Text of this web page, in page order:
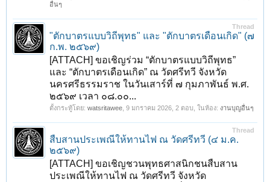
อื่นๆ
Thread
"ตักบาตรแบบวิถีพุทธ" และ "ตักบาตรเดือนเกิด" (๗
ก.พ. ๒๕๖๙)
[ATTACH] ขอเชิญร่วม “ตักบาตรแบบวิถีพุทธ”
และ “ตักบาตรเดือนเกิด” ณ วัดศรีทวี จังหวัด
นครศรีธรรมราช ในวันเสาร์ที่ ๗ กุมภาพันธ์ พ.ศ.
๒๕๖๙ เวลา ๐๘.๐๐...
ตั้งกระทู้โดย: watsritawee 9 มกราคม 2026 , 2 ตอบ, ในห้อง: งานบุญอื่นๆ
Thread
สืบสานประเพณีให้ทานไฟ ณ วัดศรีทวี (๔ ม.ค.
๒๕๖๙)
[ATTACH] ขอเชิญชวนพุทธศาสนิกชนสืบสาน
ประเพณีให้ทานไฟ ณ วัดศรีทวี จังหวัด